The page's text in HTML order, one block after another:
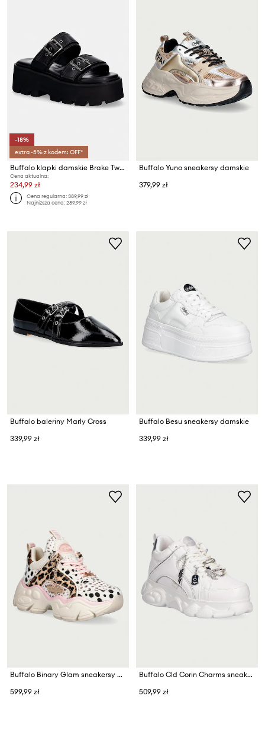
-18%
extra -5% z kodem: OFF*
Buffalo klapki damskie Brake Two Strap
Cena aktualna:
234,99 zł
Cena regularna:389,99 zł
Najniższa cena:289,99 zł
Buffalo Yuno sneakersy damskie
379,99 zł
Buffalo baleriny Marly Cross
339,99 zł
Buffalo Besu sneakersy damskie
339,99 zł
Buffalo Binary Glam sneakersy damskie
599,99 zł
Buffalo Cld Corin Charms sneakersy damskie
509,99 zł